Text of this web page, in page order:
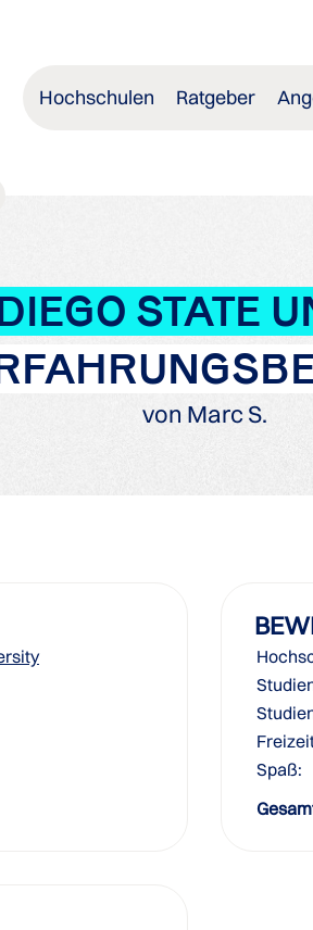
Hochschulen Ratgeber
STATE
von Marc S.
Spaß: